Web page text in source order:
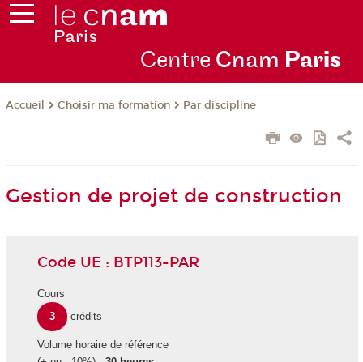
Centre Cnam Paris
Accueil Choisir ma formation Par discipline
Gestion de projet de construction
Code UE : BTP113-PAR
Cours
3
crédits
Volume horaire de référence